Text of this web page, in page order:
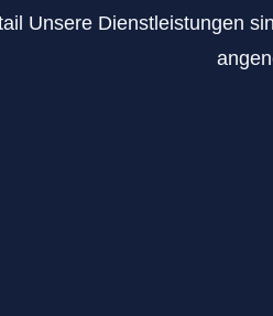
Unsere Dienstleistungen